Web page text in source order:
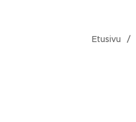
Etusivu